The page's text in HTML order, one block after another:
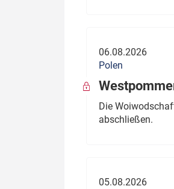
06.08.2026
Polen
Die
abschließen.
05.08.2026